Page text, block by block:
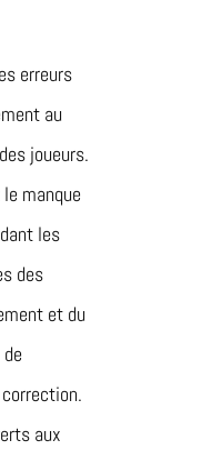
erreurs
au
joueurs.
manque
les
des
et du
aux